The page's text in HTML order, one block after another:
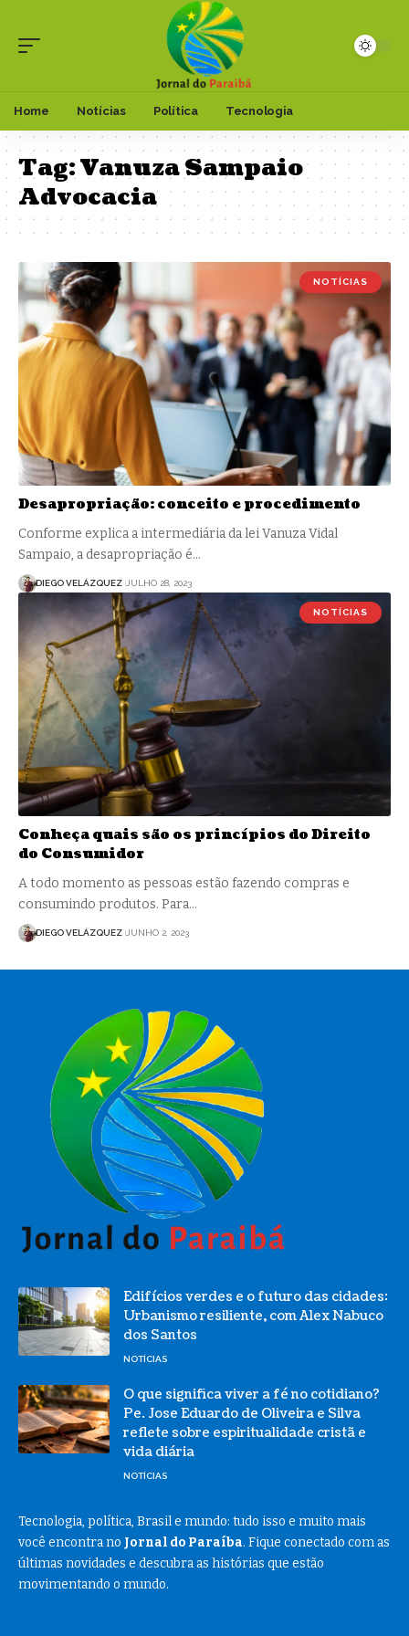
Home Notícias Política Tecnologia
Tag:Vanuza Sampaio
Advocacia
NOTÍCIAS
Desapropriação: conceito e procedimento
Conforme explica a intermediária da lei Vanuza Vidal
Sampaio, a desapropriação é…
DIEGO VELÁZQUEZ JULHO 28, 2023
NOTÍCIAS
Conheça quais são os princípios do Direito
do Consumidor
A todo momento as pessoas estão fazendo compras e
consumindo produtos. Para…
DIEGO VELÁZQUEZ JUNHO 2, 2023
Edifícios verdes e o futuro das cidades:
Urbanismo resiliente, com Alex Nabuco
dos Santos
NOTÍCIAS
O que significa viver a fé no cotidiano?
Pe. Jose Eduardo de Oliveira e Silva
reflete sobre espiritualidade cristã e
vida diária
NOTÍCIAS
Tecnologia, política, Brasil e mundo: tudo isso e muito mais
você encontra no Jornal do Paraíba. Fique conectado com as
últimas novidades e descubra as histórias que estão
movimentando o mundo.